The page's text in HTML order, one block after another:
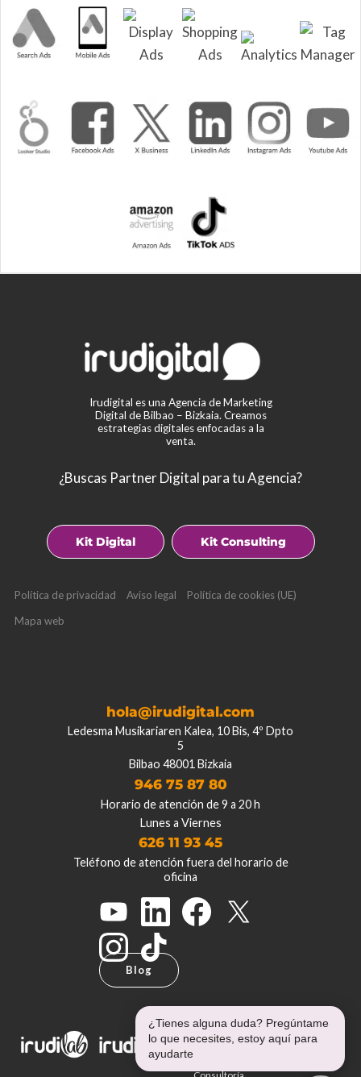
Irudigital es una Agencia de Marketing
Digital de Bilbao – Bizkaia. Creamos
estrategias digitales enfocadas a la
venta.
¿Buscas Partner Digital para tu Agencia?
Kit Digital Kit Consulting
Política de privacidad Aviso legal
Política de cookies (UE)
Mapa web
hola@irudigital.com
Ledesma Musikariaren Kalea, 10 Bis, 4º Dpto
5
Bilbao 48001 Bizkaia
946 75 87 80
Horario de atención de 9 a 20 h
Lunes a Viernes
626 11 93 45
Teléfono de atención fuera del horario de
oficina
Blog
¿Tienes alguna duda? Pregúntame
lo que necesites, estoy aquí para
ayudarte